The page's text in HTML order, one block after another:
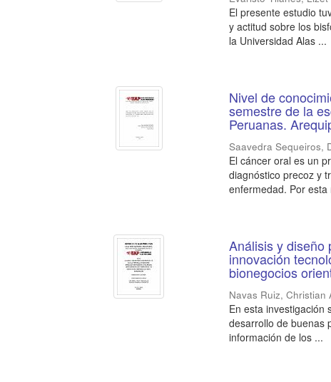
El presente estudio
y actitud sobre los
la Universidad Alas ...
Nivel de
semestre de la
Peruanas.
Saavedra Sequeiros,
El cáncer oral es un
diagnóstico precoz y
enfermedad. Por esta
Análisis y diseño
innovación
bionegocios
Navas Ruiz, Christian
En esta investigación
desarrollo de buenas
información de los ...